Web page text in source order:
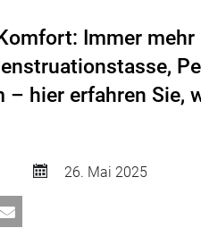
Immer
hier erfahren Sie,
26. Mai 2025